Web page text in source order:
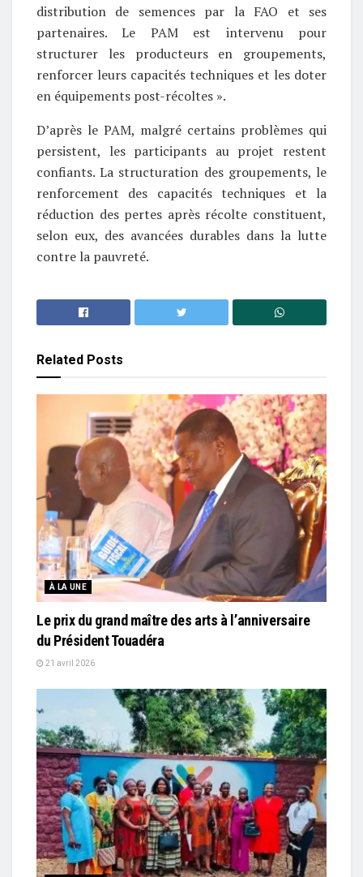
distribution de semences par la FAO et ses
partenaires. Le PAM est intervenu pour
structurer les producteurs en groupements,
renforcer leurs capacités techniques et les doter
en équipements post-récoltes ».
D’après le PAM, malgré certains problèmes qui
persistent, les participants au projet restent
confiants. La structuration des groupements, le
renforcement des capacités techniques et la
réduction des pertes après récolte constituent,
selon eux, des avancées durables dans la lutte
contre la pauvreté.
Related Posts
À LA UNE
Le prix du grand maître des arts à l’anniversaire
du Président Touadéra
21 avril 2026